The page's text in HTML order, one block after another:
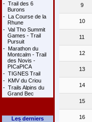
- Trail des 6
Burons
- La Course de la
Rhune
- Val Tho Summit
Games - Trail
Pursuit
- Marathon du
Montcalm - Trail
des Novis -
PICaPICA
- TIGNES Trail
- KMV du Criou
- Trails Alpins du
Grand Bec
Les derniers
9
10
11
12
13
14
15
16